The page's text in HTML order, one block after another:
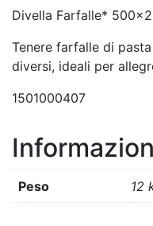
Divella Farfalle*
Tenere farfalle di
diversi, ideali per
1501000407
Peso 12